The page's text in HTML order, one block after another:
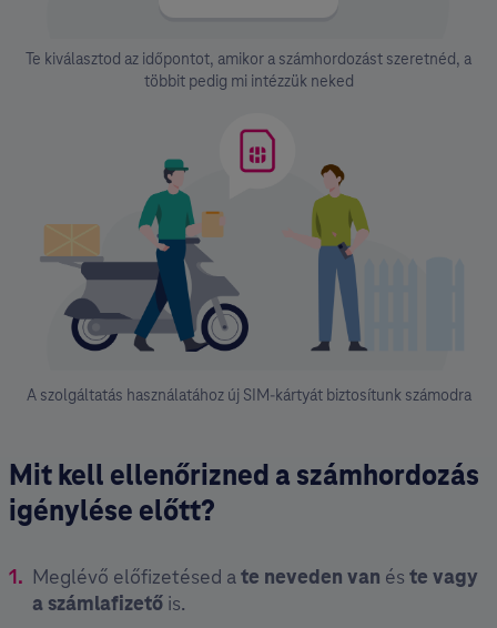
Te kiválasztod az időpontot, amikor a számhordozást szeretnéd, a
többit pedig mi intézzük neked
A szolgáltatás használatához új SIM-kártyát biztosítunk számodra
Mit kell ellenőrizned a számhordozás
igénylése előtt?
Meglévő előfizetésed ate neveden van és te vagy
a számlafizető is.